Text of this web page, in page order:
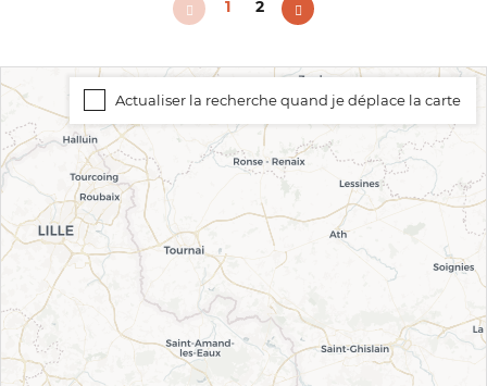
1 2
Actualiser la recherche quand je déplace la carte